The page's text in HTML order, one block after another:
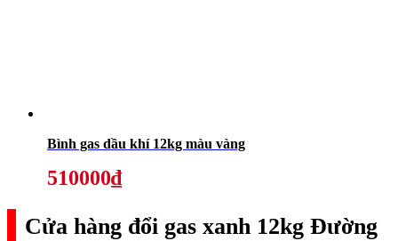
Bình gas dầu khí 12kg màu vàng
510000₫
Cửa hàng đổi gas xanh 12kg Đường